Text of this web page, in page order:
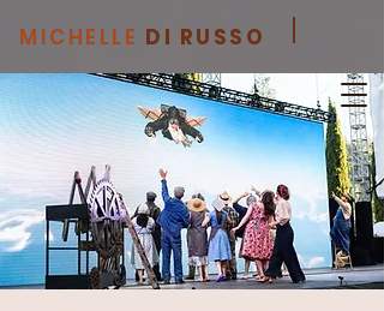
MICHELLE DI RUSSO